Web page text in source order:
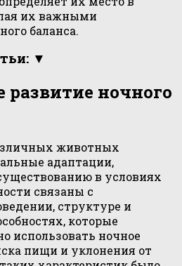
их важными
баланса.
▼
ночного
животных
адаптации,
в условиях
связаны с
структуре и
которые
использовать ночное
пищи и уклонения от